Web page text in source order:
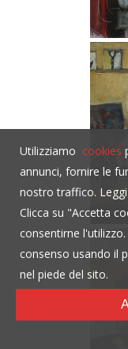
Utilizziamo cookies
annunci, fornire le
nostro traffico.
Clicca su "Accetta
consentirne
consenso usando il
nel piede del sito.